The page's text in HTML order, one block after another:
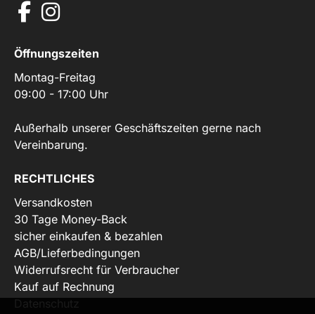
Öffnungszeiten
Montag-Freitag
09:00 - 17:00 Uhr
Außerhalb unserer Geschäftszeiten gerne nach
Vereinbarung.
RECHTLICHES
Versandkosten
30 Tage Money-Back
sicher einkaufen & bezahlen
AGB/Lieferbedingungen
Widerrufsrecht für Verbraucher
Kauf auf Rechnung